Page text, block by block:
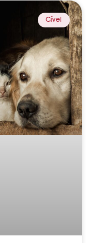
Cível